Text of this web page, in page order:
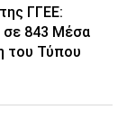
ΓΓΕΕ:
σε 843 Μέσα
του Τύπου